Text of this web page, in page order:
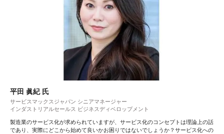
平田 眞紀 氏
サービスマックスジャパン シニアマネージャー
インダストリアルセールス ビジネスディベロップメント
製造業のサービス化が求められていますが、サービス化のコンセプトは理論上の話
であり、実際にどこから始めて良いかお困りではないでしょうか？サービス化への